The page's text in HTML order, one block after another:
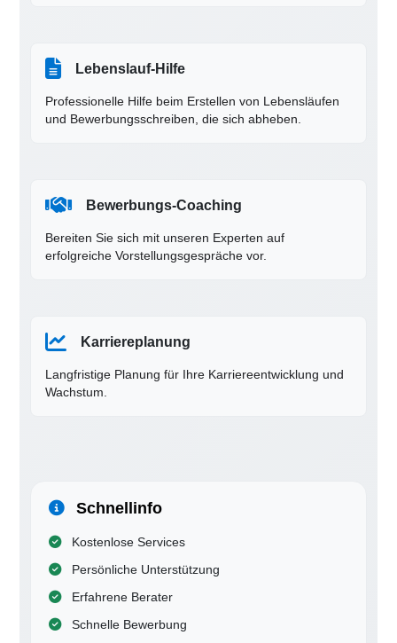
Lebenslauf-Hilfe
Professionelle Hilfe beim Erstellen von Lebensläufen
und Bewerbungsschreiben, die sich abheben.
Bewerbungs-Coaching
Bereiten Sie sich mit unseren Experten auf
erfolgreiche Vorstellungsgespräche vor.
Karriereplanung
Langfristige Planung für Ihre Karriereentwicklung und
Wachstum.
Schnellinfo
Kostenlose Services
Persönliche Unterstützung
Erfahrene Berater
Schnelle Bewerbung